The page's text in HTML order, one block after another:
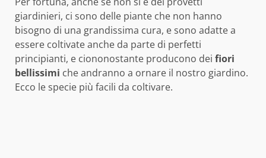
giardinieri, ci sono delle piante che non hanno
bisogno di una grandissima cura, e sono adatte a
essere coltivate anche da parte di perfetti
principianti, e ciononostante producono dei fiori
bellissimi che andranno a ornare il nostro giardino.
Ecco le specie più facili da coltivare.